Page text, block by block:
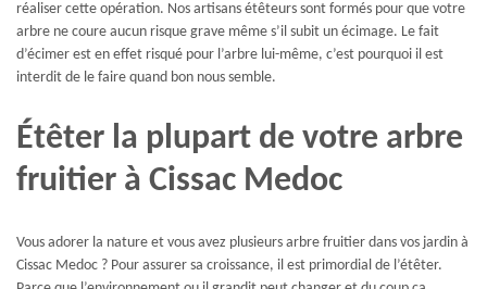
réaliser cette opération. Nos artisans étêteurs sont formés pour que votre
arbre ne coure aucun risque grave même s’il subit un écimage. Le fait
d’écimer est en effet risqué pour l’arbre lui-même, c’est pourquoi il est
interdit de le faire quand bon nous semble.
Étêter la plupart de votre arbre
fruitier à Cissac Medoc
Vous adorer la nature et vous avez plusieurs arbre fruitier dans vos jardin à
Cissac Medoc ? Pour assurer sa croissance, il est primordial de l’étêter.